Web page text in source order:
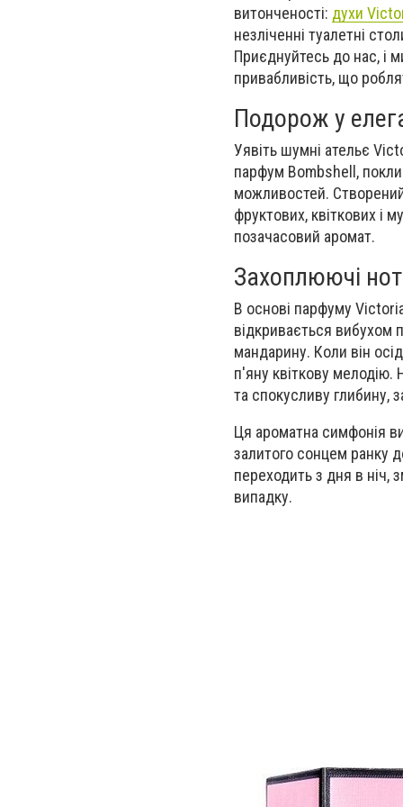
витонченості: духи
незліченні туалетні
Приєднуйтесь до нас, і
привабливість, що
Подорож у
Уявіть шумні ательє
парфум Bombshell,
можливостей.
фруктових, квіткових і
позачасовий аромат.
Захоплюючі
В основі парфуму
відкривається вибухом
мандарину. Коли він
п'яну квіткову мелодію.
та спокусливу глибину,
Ця ароматна симфонія
залитого сонцем ранку
переходить з дня в
випадку.